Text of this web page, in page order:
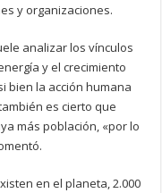
y organizaciones.
analizar los vínculos
y el crecimiento
bien la acción humana
es cierto que
más población, «por lo
en el planeta, 2.000